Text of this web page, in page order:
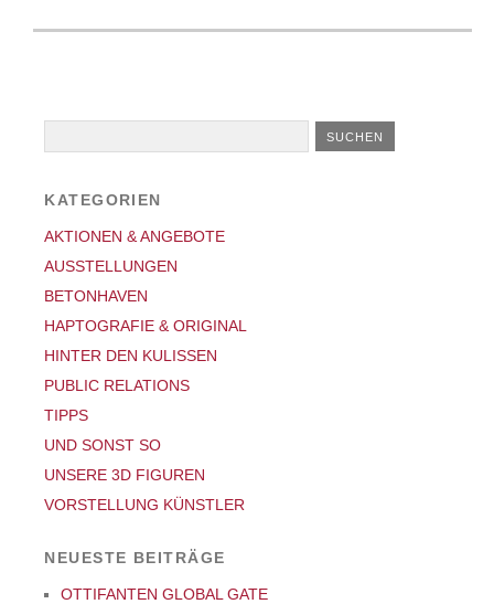
KATEGORIEN
AKTIONEN & ANGEBOTE
AUSSTELLUNGEN
BETONHAVEN
HAPTOGRAFIE & ORIGINAL
HINTER DEN KULISSEN
PUBLIC RELATIONS
TIPPS
UND SONST SO
UNSERE 3D FIGUREN
VORSTELLUNG KÜNSTLER
NEUESTE BEITRÄGE
OTTIFANTEN GLOBAL GATE